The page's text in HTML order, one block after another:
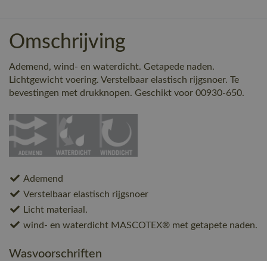
Omschrijving
Ademend, wind- en waterdicht. Getapede naden.
Lichtgewicht voering. Verstelbaar elastisch rijgsnoer. Te
bevestingen met drukknopen. Geschikt voor 00930-650.
Ademend
Verstelbaar elastisch rijgsnoer
Licht materiaal.
wind- en waterdicht MASCOTEX® met getapete naden.
Wasvoorschriften